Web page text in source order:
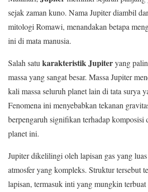
sejak zaman kuno. Nama Jupiter diambil
mitologi Romawi, menandakan betapa
ini di mata manusia.
Salah satu karakteristik Jupiteryang
massa yang sangat besar. Massa Jupiter
kali massa seluruh planet lain di tata surya
Fenomena ini menyebabkan tekanan
berpengaruh signifikan terhadap komposisi
planet ini.
Jupiter dikelilingi oleh lapisan gas yang
atmosfer yang kompleks. Struktur tersebut
lapisan, termasuk inti yang mungkin